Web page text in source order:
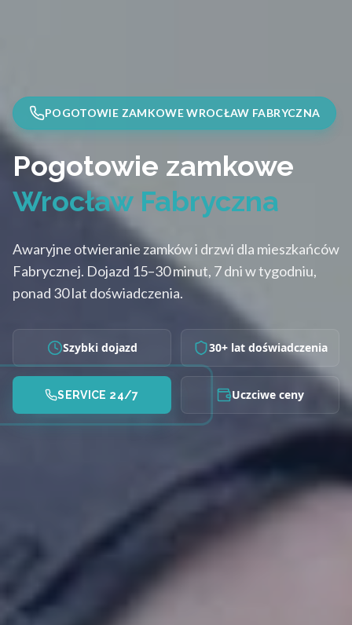
POGOTOWIE ZAMKOWE WROCŁAW FABRYCZNA
Pogotowie zamkowe
Wrocław Fabryczna
Awaryjne otwieranie zamków i drzwi dla mieszkańców
Fabrycznej. Dojazd 15–30 minut, 7 dni w tygodniu,
ponad 30 lat doświadczenia.
Szybki dojazd 30+ lat doświadczenia
SERVICE 24/7 Uczciwe ceny